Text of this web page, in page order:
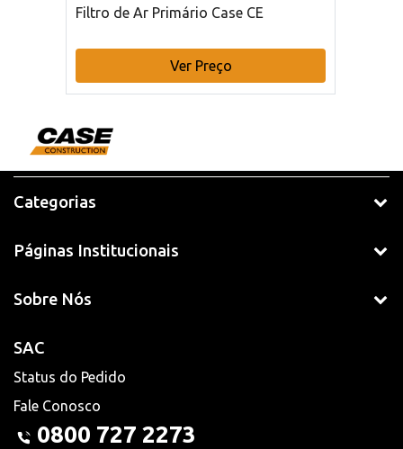
Filtro de Ar Primário Case CE
Ver Preço
Categorias
Páginas Institucionais
Sobre Nós
SAC
Status do Pedido
Fale Conosco
0800 727 2273